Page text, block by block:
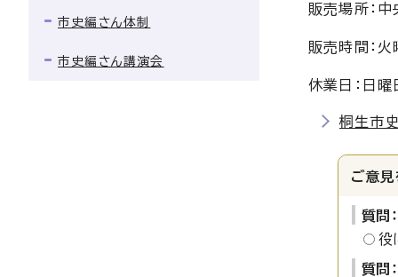
販売場所：
販売時間：
休業日：日
桐生市
ご意見
質問
役
質問
市史編さん体制
市史編さん講演会